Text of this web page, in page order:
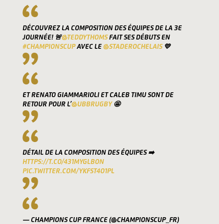
DÉCOUVREZ LA COMPOSITION DES ÉQUIPES DE LA 3E
JOURNÉE! 🚨@TEDDYTHOMSFAIT SES DÉBUTS EN
#CHAMPIONSCUPAVEC LE @STADEROCHELAIS💛
ET RENATO GIAMMARIOLI ET CALEB TIMU SONT DE
RETOUR POUR L’@UBBRUGBY🤩
DÉTAIL DE LA COMPOSITION DES ÉQUIPES ➡️
HTTPS://T.CO/431MYGLBON
PIC.TWITTER.COM/YKFST4O1PL
— CHAMPIONS CUP FRANCE (@CHAMPIONSCUP_FR)